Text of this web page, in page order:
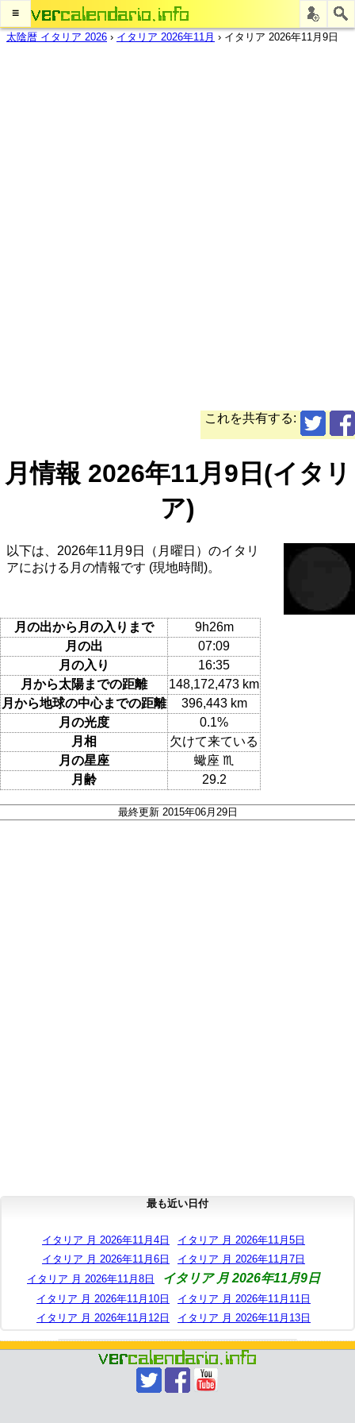
≡
太陰暦 イタリア 2026 › イタリア 2026年11月 › イタリア 2026年11月9日
これを共有する:
月情報 2026年11月9日(イタリ
ア)
以下は、2026年11月9日（月曜日）のイタリ
アにおける月の情報です (現地時間)。
月の出から月の入りまで
9h26m
月の出
07:09
月の入り
16:35
月から太陽までの距離
148,172,473 km
月から地球の中心までの距離
396,443 km
月の光度
0.1%
月相
欠けて来ている
月の星座
蠍座 ♏
月齢
29.2
最終更新 2015年06月29日
最も近い日付
イタリア 月 2026年11月4日
イタリア 月 2026年11月5日
イタリア 月 2026年11月6日
イタリア 月 2026年11月7日
イタリア 月 2026年11月8日
イタリア 月 2026年11月9日
イタリア 月 2026年11月10日
イタリア 月 2026年11月11日
イタリア 月 2026年11月12日
イタリア 月 2026年11月13日